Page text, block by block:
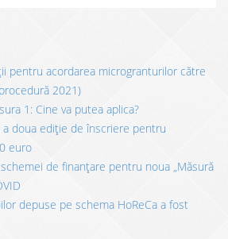
pentru acordarea microgranturilor către
2021)
1: Cine va putea aplica?
a doua ediție de înscriere pentru
euro
de finanțare pentru noua „Măsură
depuse pe schema HoReCa a fost